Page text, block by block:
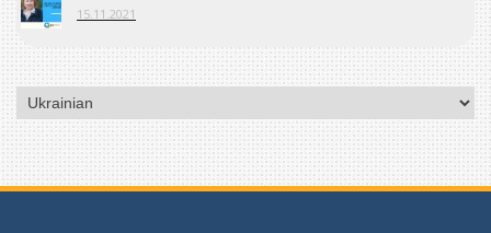
15.11.2021
Вибрати
мову